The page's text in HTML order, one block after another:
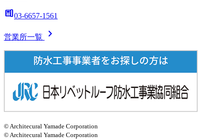
deskphone03-6657-1561
営業所一覧 chevron_right
© Architecural Yamade Corporation
© Architecural Yamade Corporation